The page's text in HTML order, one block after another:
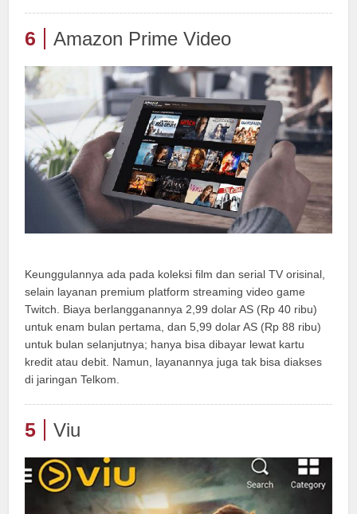
6 Amazon Prime Video
Keunggulannya ada pada koleksi film dan serial TV orisinal,
selain layanan premium platform streaming video game
Twitch. Biaya berlangganannya 2,99 dolar AS (Rp 40 ribu)
untuk enam bulan pertama, dan 5,99 dolar AS (Rp 88 ribu)
untuk bulan selanjutnya; hanya bisa dibayar lewat kartu
kredit atau debit. Namun, layanannya juga tak bisa diakses
di jaringan Telkom.
5 Viu